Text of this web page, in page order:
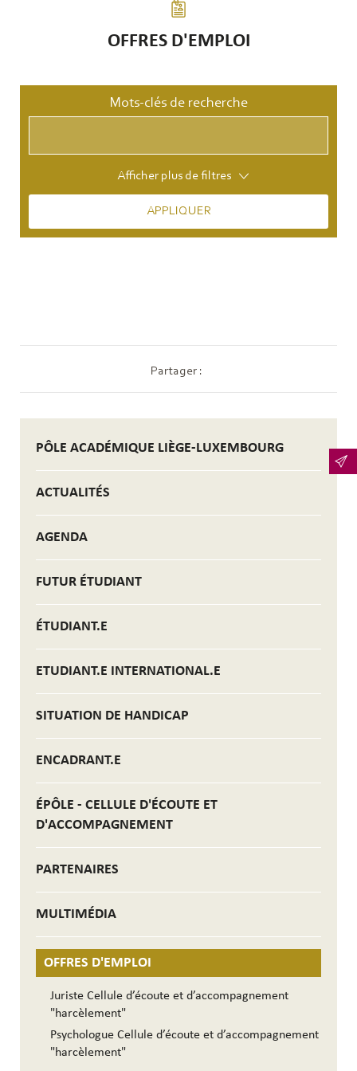
OFFRES D'EMPLOI
PÔLE ACADÉMIQUE LIÈGE-LUXEMBOURG
ACTUALITÉS
AGENDA
FUTUR ÉTUDIANT
ÉTUDIANT.E
ETUDIANT.E INTERNATIONAL.E
SITUATION DE HANDICAP
ENCADRANT.E
ÉPÔLE - CELLULE D'ÉCOUTE ET
D'ACCOMPAGNEMENT
PARTENAIRES
MULTIMÉDIA
OFFRES D'EMPLOI
Juriste Cellule d’écoute et d’accompagnement
"harcèlement"
Psychologue Cellule d’écoute et d’accompagnement
"harcèlement"
Mots-clés de recherche
Afficher plus de filtres
Partager :